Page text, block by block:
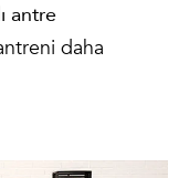
antre
daha